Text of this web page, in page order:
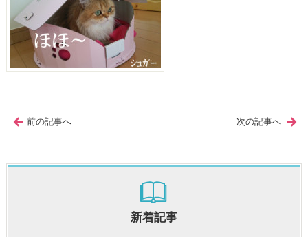
前の記事へ 次の記事へ
新着記事